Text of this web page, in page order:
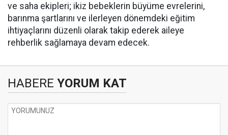
ve saha ekipleri; ikiz bebeklerin büyüme evrelerini,
barınma şartlarını ve ilerleyen dönemdeki eğitim
ihtiyaçlarını düzenli olarak takip ederek aileye
rehberlik sağlamaya devam edecek.
HABERE YORUM KAT